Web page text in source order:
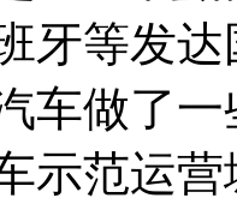
牙等发
车做了
示范运